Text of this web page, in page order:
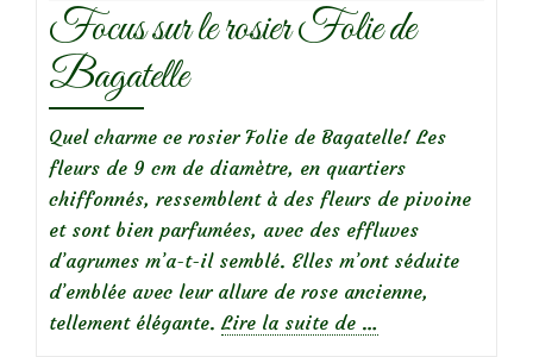
Focus sur le rosier Folie de
Bagatelle
Quel charme ce rosier Folie de Bagatelle! Les
fleurs de 9 cm de diamètre, en quartiers
chiffonnés, ressemblent à des fleurs de pivoine
et sont bien parfumées, avec des effluves
d’agrumes m’a-t-il semblé. Elles m’ont séduite
d’emblée avec leur allure de rose ancienne,
tellement élégante. Lire la suite de …